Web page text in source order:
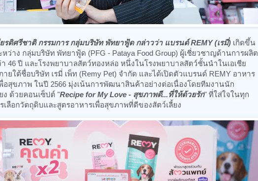
รติศรีชาติ กรรมการ กลุ่มบริษัท พัทยาฟู้ด กล่าวว่า แบรนด์ REMY (เรมี่) เกิดขึ้น
ว่าง กลุ่มบริษัท พัทยาฟู้ด (PFG - Pataya Food Group) ผู้เชี่ยวชาญด้านการผลิต
46 ปี และโรงพยาบาลสัตว์ทองหล่อ หนึ่งในโรงพยาบาลสัตว์ชั้นนำในเอเชีย
ายใต้ชื่อบริษัท เรมี่ เพ็ท (Remy Pet) จำกัด และได้เปิดตัวแบรนด์ REMY อาหาร
อสุขภาพ ในปี 2566 มุ่งเน้นการพัฒนาสินค้าอย่างต่อเนื่องโดยทีมงานนัก
ง ด้วยคอนเซ็ปต์ "Recipe for My Love - สุขภาพดี...ที่ให้ด้วยรัก" ที่ใส่ใจในทุก
เลือกวัตถุดิบและสูตรอาหารเพื่อสุขภาพที่ดีของสัตว์เลี้ยง